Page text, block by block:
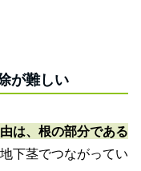
が難しい
は、根の部分である
下茎でつながってい